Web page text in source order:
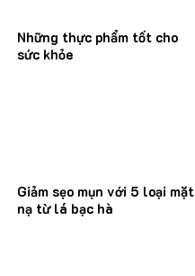
Những thực phẩm tốt cho
sức khỏe
Giảm sẹo mụn với 5 loại mặt
nạ từ lá bạc hà